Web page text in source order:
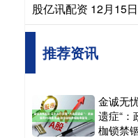
推荐资讯
金诚无
遗症“：
枷锁禁